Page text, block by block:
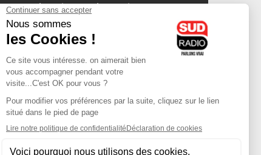
olympique-et-lyonnais.com
L'application Iphone
/ Android
Téléchargez l'application
Les cookies